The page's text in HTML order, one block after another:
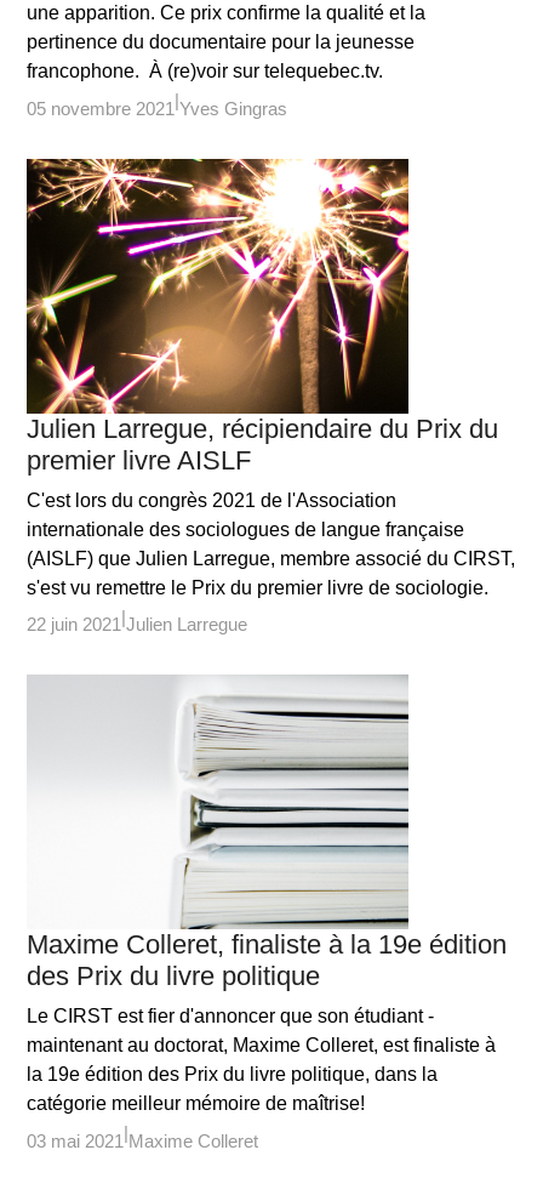
une apparition. Ce prix confirme la qualité et la
pertinence du documentaire pour la jeunesse
francophone. À (re)voir sur telequebec.tv.
05 novembre 2021 Yves Gingras
Julien Larregue, récipiendaire du Prix du
premier livre AISLF
C'est lors du congrès 2021 de l'Association
internationale des sociologues de langue française
(AISLF) que Julien Larregue, membre associé du CIRST,
s'est vu remettre le Prix du premier livre de sociologie.
22 juin 2021 Julien Larregue
Maxime Colleret, finaliste à la 19e édition
des Prix du livre politique
Le CIRST est fier d'annoncer que son étudiant -
maintenant au doctorat, Maxime Colleret, est finaliste à
la 19e édition des Prix du livre politique, dans la
catégorie meilleur mémoire de maîtrise!
03 mai 2021 Maxime Colleret